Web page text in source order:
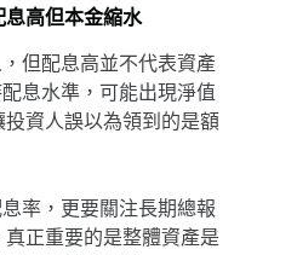
息高但本金縮水
但配息高並不代表資產
息水準，可能出現淨值
資人誤以為領到的是額
率，更要關注長期總報
正重要的是整體資產是